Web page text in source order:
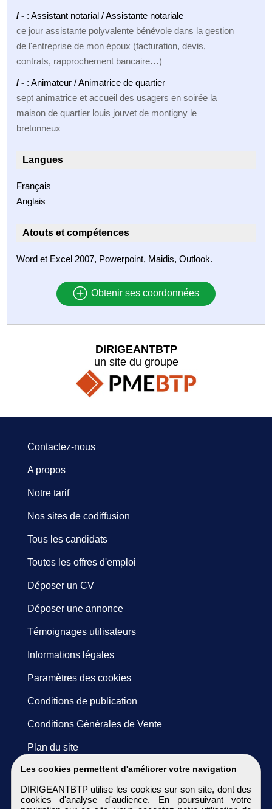
/ - : Assistant notarial / Assistante notariale
ce jour assistante polyvalente bénévole dans la gestion
de l'entreprise de mon époux (facturation, devis,
contrats, rapprochement bancaire…)
/ - : Animateur / Animatrice de quartier
sept animatrice et accueil des usagers en soirée la
maison de quartier louis jouvet de montigny le
bretonneux
Langues
Français
Anglais
Atouts et compétences
Word et Excel 2007, Powerpoint, Maidis, Outlook.
Obtenir ses coordonnées
Les cookies permettent d'améliorer votre navigation
DIRIGEANTBTP utilise les cookies sur son site, dont des
cookies d'analyse d'audience. En poursuivant votre
DIRIGEANTBTP
un site du groupe
Contactez-nous
A propos
Notre tarif
Nos sites de codiffusion
Tous les candidats
Toutes les offres d'emploi
Déposer un CV
Déposer une annonce
Témoignages utilisateurs
Informations légales
Paramètres des cookies
Conditions de publication
Conditions Générales de Vente
Plan du site